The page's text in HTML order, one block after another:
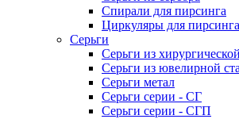
Спирали для пирсинга
Циркуляры для пирсинга
Серьги
Серьги из
Серьги из ювелирной
Серьги метал
Серьги серии - СГ
Серьги серии - СГП